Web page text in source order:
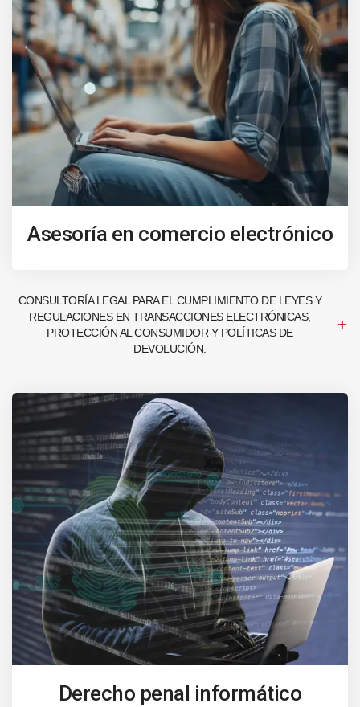
Asesoría en comercio electrónico
CONSULTORÍA LEGAL PARA EL CUMPLIMIENTO DE LEYES Y
REGULACIONES EN TRANSACCIONES ELECTRÓNICAS,
PROTECCIÓN AL CONSUMIDOR Y POLÍTICAS DE
DEVOLUCIÓN.
Derecho penal informático